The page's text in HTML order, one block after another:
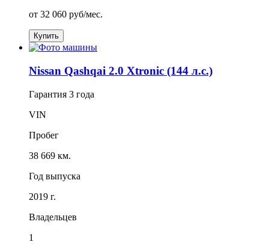
от 32 060 руб/мес.
Купить
Nissan Qashqai 2.0 Xtronic (144 л.с.)
Гарантия 3 года
VIN
Пробег
38 669 км.
Год выпуска
2019 г.
Владельцев
1